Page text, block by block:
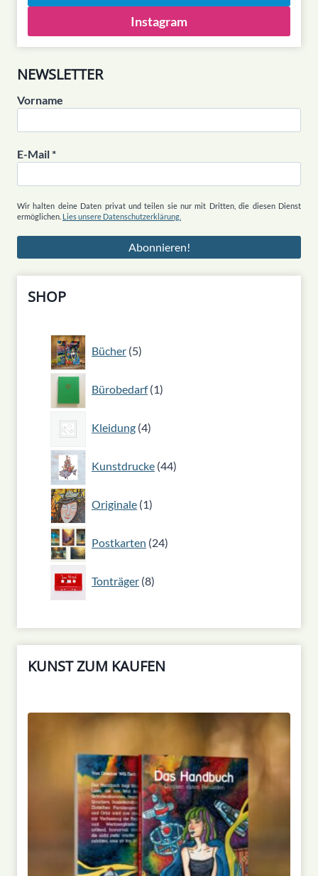
Instagram
NEWSLETTER
Vorname
E-Mail*
Wir halten deine Daten privat und teilen sie nur mit Dritten, die diesen Dienst
ermöglichen. Lies unsere Datenschutzerklärung.
SHOP
Bücher 5
5
Produkte
Bürobedarf 1
1
Produkt
Kleidung 4
4
Produkte
Kunstdrucke 44
44
Produkte
Originale 1
1
Produkt
Postkarten 24
24
Produkte
Tonträger 8
8
Produkte
KUNST ZUM KAUFEN